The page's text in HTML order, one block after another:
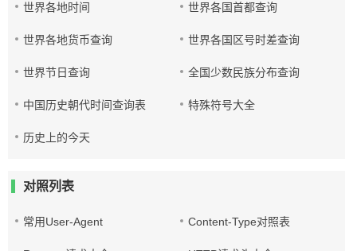
世界各地时间 世界各国首都查询
世界各地货币查询 世界各国区号时差查询
世界节日查询 全国少数民族分布查询
中国历史朝代时间查询表 特殊符号大全
历史上的今天
对照列表
常用User-Agent Content-Type对照表